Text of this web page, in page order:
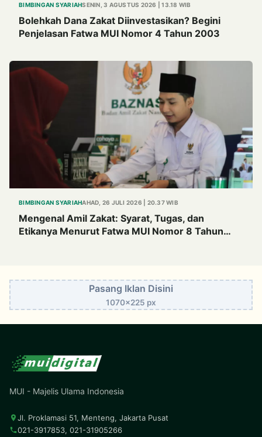
BIMBINGAN SYARIAHSENIN, 3 AGUSTUS 2026 | 13.18 WIB
Bolehkah Dana Zakat Diinvestasikan? Begini
Penjelasan Fatwa MUI Nomor 4 Tahun 2003
BIMBINGAN SYARIAHAHAD, 26 JULI 2026 | 20.37 WIB
Mengenal Amil Zakat: Syarat, Tugas, dan
Etikanya Menurut Fatwa MUI Nomor 8 Tahun
Pasang Iklan Disini
1070x225 px
MUI - Majelis Ulama Indonesia
Jl. Proklamasi 51, Menteng, Jakarta Pusat
021-3917853, 021-31905266